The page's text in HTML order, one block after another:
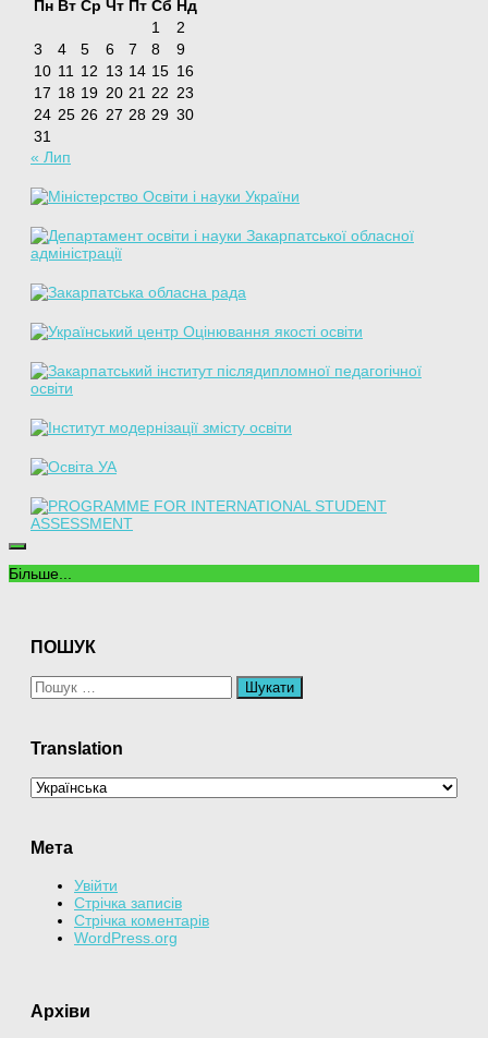
Пн Вт Ср Чт Пт Сб Нд
1
2
3
4 5 6 7 8
9
10 11 12 13 14 15 16
17 18 19 20 21 22 23
24 25 26 27 28 29 30
31
« Лип
Більше...
ПОШУК
Пошук:
Translation
Мета
Увійти
Стрічка записів
Стрічка коментарів
WordPress.org
Архіви